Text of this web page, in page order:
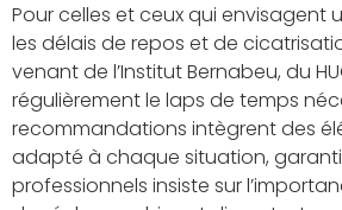
Pour celles et ceux qui envisagent
les délais de repos et de
venant de l’Institut Bernabeu, du
régulièrement le laps de temps
recommandations intègrent des
adapté à chaque situation,
professionnels insiste sur